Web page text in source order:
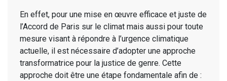
En effet, pour une mise en œuvre efficace et juste de
l’Accord de Paris sur le climat mais aussi pour toute
mesure visant à répondre à l’urgence climatique
actuelle, il est nécessaire d’adopter une approche
transformatrice pour la justice de genre. Cette
approche doit être une étape fondamentale afin de :